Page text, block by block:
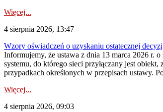
Więcej...
4 sierpnia 2026, 13:47
Wzory oświadczeń o uzyskaniu ostatecznej
Informujemy, że ustawa z dnia 13 marca 2026 r.
systemu, do którego sieci przyłączany jest
przypadkach określonych w przepisach ustawy.
Więcej...
4 sierpnia 2026, 09:03